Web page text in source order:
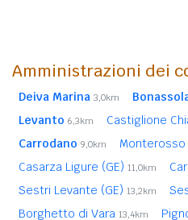
Amministrazioni dei
Deiva Marina 3,0km
Levanto 6,3km Castiglione
Carrodano 9,0km Monterosso
Casarza Ligure (GE) 11,0km
Sestri Levante (GE) 13,2km
Borghetto di Vara 13,4km